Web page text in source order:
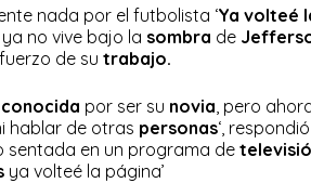
nada por el futbolista ‘Ya volteé
no vive bajo la sombra de
de su trabajo.
conocida por ser su novia , pero
hablar de otras personas‘,
sentada en un programa de
ya volteé la página’